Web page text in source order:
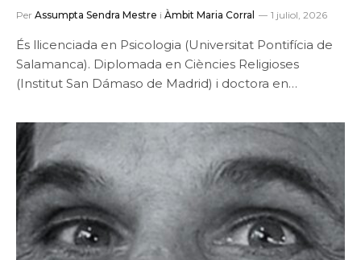
Per Assumpta Sendra Mestre i Àmbit Maria Corral 1 juliol, 2026
És llicenciada en Psicologia (Universitat Pontifícia de
Salamanca). Diplomada en Ciències Religioses
(Institut San Dámaso de Madrid) i doctora en…